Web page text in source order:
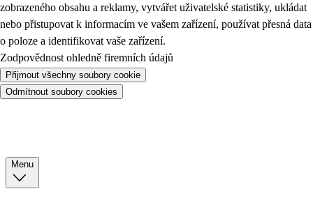
zobrazeného obsahu a reklamy, vytvářet uživatelské statistiky, ukládat
nebo přistupovat k informacím ve vašem zařízení, používat přesná data
o poloze a identifikovat vaše zařízení.
Zodpovědnost ohledně firemních údajů
Přijmout všechny soubory cookie
Odmítnout soubory cookies
Menu